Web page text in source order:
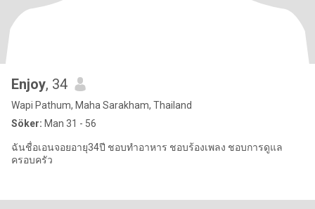
Enjoy, 34
Wapi Pathum, Maha Sarakham, Thailand
Söker: Man 31 - 56
ฉันชื่อเอนจอยอายุ34ปี ชอบทำอาหาร ชอบร้องเพลง ชอบการดูแล
ครอบครัว